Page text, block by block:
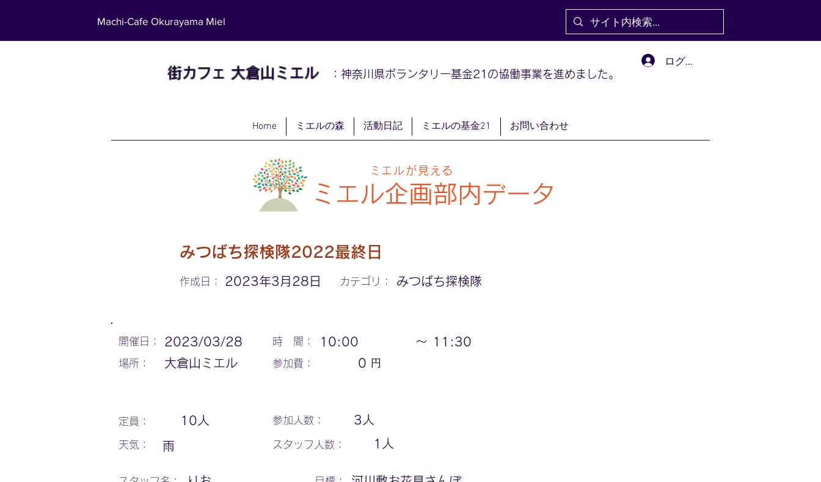
Machi-Cafe Okurayama Miel
街カフェ 大倉山 ミエル：神奈川県ボランタリー基金21の協働事業を進めました。
ログイン
Home ミエルの森 活動日記 ミエルの基金21 お問い合わせ
ミエルが見える
ミエル企画部内データ
カテゴリ： みつばち探検隊
作成日： 2023年3月28日
みつばち探検隊2022最終日
開催日： 2023/03/28 時 間： 10:00 〜 11:30
場所： 大倉山ミエル 参加費： 0 円
定員：
天気：
10 人
雨
参加人数： 3 人
スタッフ人数： 1 人